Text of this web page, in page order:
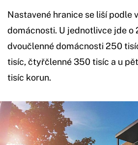
Nastavené hranice se liší podle
domácnosti. U jednotlivce jde o
dvoučlenné domácnosti 250
tisíc, čtyřčlenné 350 tisíc a u
tisíc korun.